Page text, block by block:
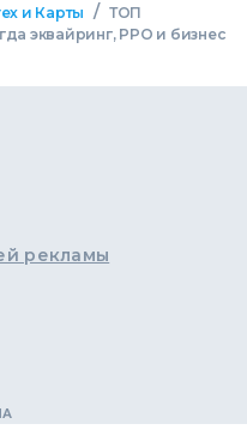
и Карты / ТОП
эквайринг, РРО и бизнес
рекламы